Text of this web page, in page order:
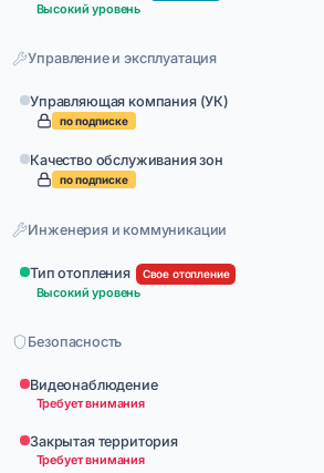
Высокий уровень
Управление и эксплуатация
Управляющая компания (УК)
по подписке
Качество обслуживания зон
по подписке
Инженерия и коммуникации
Тип отопления Свое отопление
Высокий уровень
Безопасность
Видеонаблюдение
Требует внимания
Закрытая территория
Требует внимания